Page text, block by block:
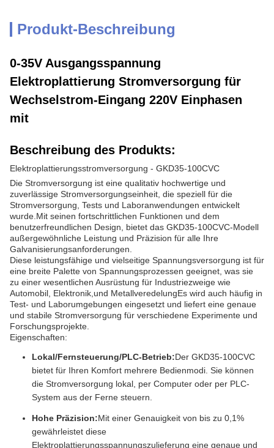
Produkt-Beschreibung
0-35V Ausgangsspannung
Elektroplattierung Stromversorgung für
Wechselstrom-Eingang 220V Einphasen
mit
Beschreibung des Produkts:
Elektroplattierungsstromversorgung - GKD35-100CVC
Die Stromversorgung ist eine qualitativ hochwertige und
zuverlässige Stromversorgungseinheit, die speziell für die
Stromversorgung, Tests und Laboranwendungen entwickelt
wurde.Mit seinen fortschrittlichen Funktionen und dem
benutzerfreundlichen Design, bietet das GKD35-100CVC-Modell
außergewöhnliche Leistung und Präzision für alle Ihre
Galvanisierungsanforderungen.
Diese leistungsfähige und vielseitige Spannungsversorgung ist für
eine breite Palette von Spannungsprozessen geeignet, was sie
zu einer wesentlichen Ausrüstung für Industriezweige wie
Automobil, Elektronik,und MetallveredelungEs wird auch häufig in
Test- und Laborumgebungen eingesetzt und liefert eine genaue
und stabile Stromversorgung für verschiedene Experimente und
Forschungsprojekte.
Eigenschaften:
Lokal/Fernsteuerung/PLC-Betrieb:Der GKD35-100CVC
bietet für Ihren Komfort mehrere Bedienmodi. Sie können
die Stromversorgung lokal, per Computer oder per PLC-
System aus der Ferne steuern.
Hohe Präzision:Mit einer Genauigkeit von bis zu 0,1%
gewährleistet diese
Elektroplattierungsspannungszulieferung eine genaue und